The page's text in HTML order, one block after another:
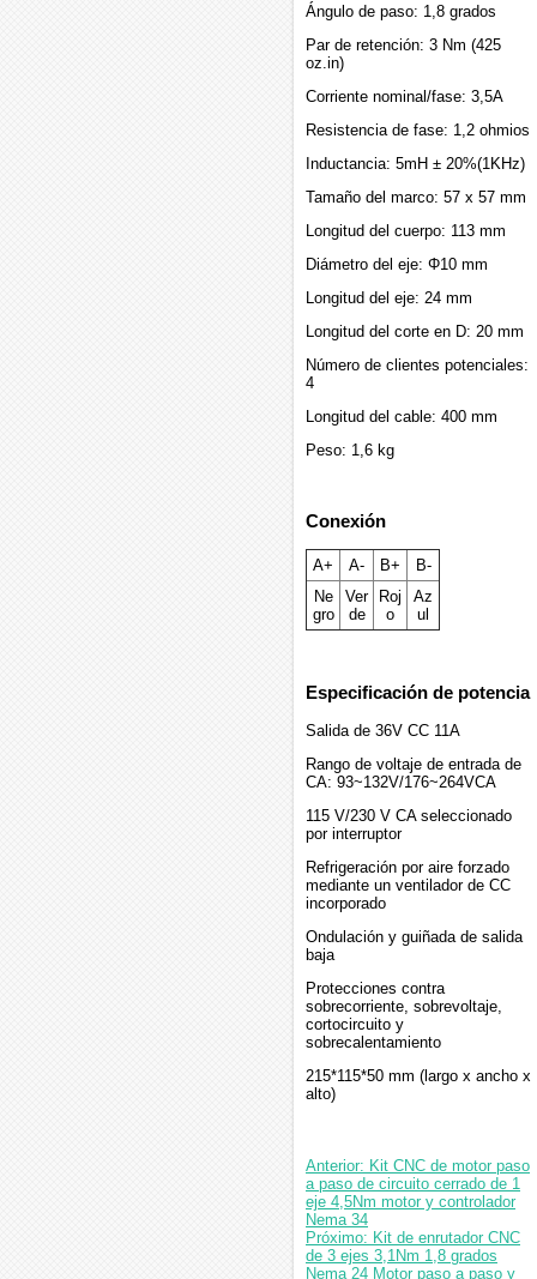
Ángulo de paso: 1,8 grados
Par de retención: 3 Nm (425
oz.in)
Corriente nominal/fase: 3,5A
Resistencia de fase: 1,2 ohmios
Inductancia: 5mH ± 20%(1KHz)
Tamaño del marco: 57 x 57 mm
Longitud del cuerpo: 113 mm
Diámetro del eje: Φ10 mm
Longitud del eje: 24 mm
Longitud del corte en D: 20 mm
Número de clientes potenciales:
4
Longitud del cable: 400 mm
Peso: 1,6 kg
Conexión
A+ A- B+
B-
Ne
gro
Ver
de
Roj
o
Az
ul
Especificación de potencia
Salida de 36V CC 11A
Rango de voltaje de entrada de
CA: 93~132V/176~264VCA
115 V/230 V CA seleccionado
por interruptor
Refrigeración por aire forzado
mediante un ventilador de CC
incorporado
Ondulación y guiñada de salida
baja
Protecciones contra
sobrecorriente, sobrevoltaje,
cortocircuito y
sobrecalentamiento
215*115*50 mm (largo x ancho x
alto)
Anterior: Kit CNC de motor paso
a paso de circuito cerrado de 1
eje 4,5Nm motor y controlador
Nema 34
Próximo: Kit de enrutador CNC
de 3 ejes 3,1Nm 1,8 grados
Nema 24 Motor paso a paso y